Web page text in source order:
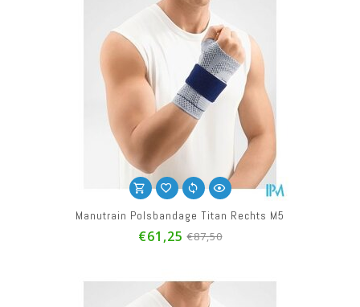
Manutrain Polsbandage Titan Rechts M5
€61,25 €87,50